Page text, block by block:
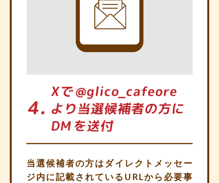
当選候補者の方はダイレクトメッセー
ジ内に記載されているURLから必要事